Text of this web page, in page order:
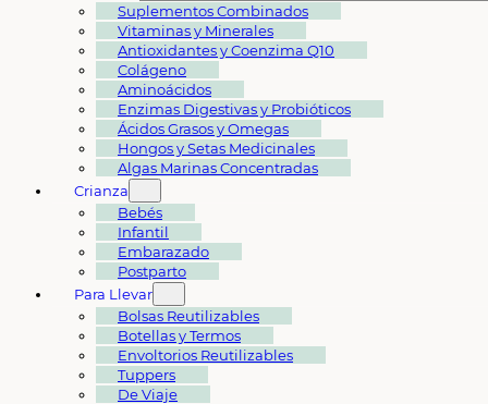
Suplementos Combinados
Vitaminas y Minerales
Antioxidantes y Coenzima Q10
Colágeno
Aminoácidos
Enzimas Digestivas y Probióticos
Ácidos Grasos y Omegas
Hongos y Setas Medicinales
Algas Marinas Concentradas
Crianza
Bebés
Infantil
Embarazado
Postparto
Para Llevar
Bolsas Reutilizables
Botellas y Termos
Envoltorios Reutilizables
Tuppers
De Viaje